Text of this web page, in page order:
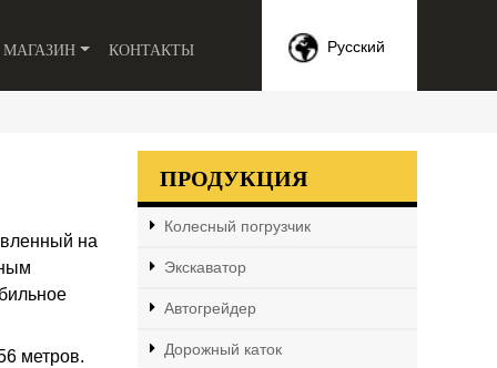
Русский
МАГАЗИН КОНТАКТЫ
на
метров.
ПРОДУКЦИЯ
Колесный погрузчик
Экскаватор
Автогрейдер
Дорожный каток